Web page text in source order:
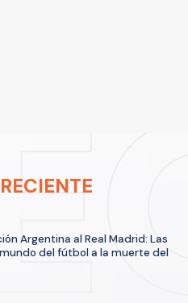
Argentina al Real Madrid: Las
del fútbol a la muerte del